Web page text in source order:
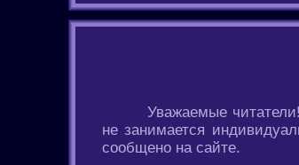
Уважаемые
не занимается
сообщено на сайте.